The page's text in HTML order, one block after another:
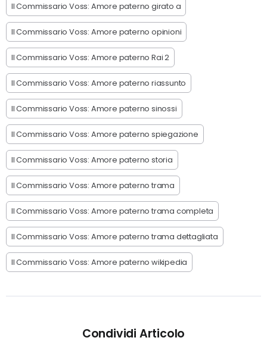
Il Commissario Voss: Amore paterno girato a
Il Commissario Voss: Amore paterno opinioni
Il Commissario Voss: Amore paterno Rai 2
Il Commissario Voss: Amore paterno riassunto
Il Commissario Voss: Amore paterno sinossi
Il Commissario Voss: Amore paterno spiegazione
Il Commissario Voss: Amore paterno storia
Il Commissario Voss: Amore paterno trama
Il Commissario Voss: Amore paterno trama completa
Il Commissario Voss: Amore paterno trama dettagliata
Il Commissario Voss: Amore paterno wikipedia
Condividi Articolo